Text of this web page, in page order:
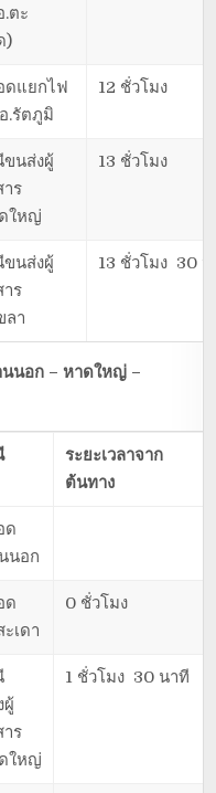
.ตะ
)
ดแยกไฟ
.รัตภูมิ
12 ชั่วโมง
ขนส่งผู้
ร
ใหญ่
13 ชั่วโมง
ขนส่งผู้
ร
ลา
13 ชั่วโมง 30
นนอก – หาดใหญ่ –
ระยะเวลาจาก
ต้นทาง
ด
นอก
ด
เดา
0 ชั่วโมง
ผู้
ร
ใหญ่
1 ชั่วโมง 30 นาที